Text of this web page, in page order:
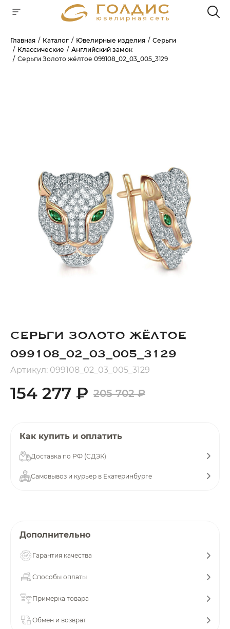
Главная Каталог Ювелирные изделия
Серьги
Классические
Английский замок
Серьги Золото жёлтое 099108_02_03_005_3129
СЕРЬГИ ЗОЛОТО ЖЁЛТОЕ
099108_02_03_005_3129
Артикул: 099108_02_03_005_3129
154 277 ₽ 205 702 ₽
Как купить и оплатить
Доставка по РФ (СДЭК)
Самовывоз и курьер в Екатеринбурге
Дополнительно
Гарантия качества
Способы оплаты
Примерка товара
Обмен и возврат
Для клиентов всех банков
Сегодня
Добавляйте товары
в корзину
Получайте товар
выбранный способом
списываться с вашей карты
Подробнее
об оплате Плайтом
недели
8 800 302-02-51